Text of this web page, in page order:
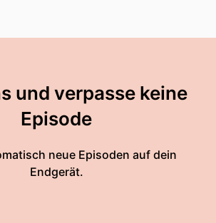
und verpasse keine
Episode
neue Episoden auf dein
Endgerät.